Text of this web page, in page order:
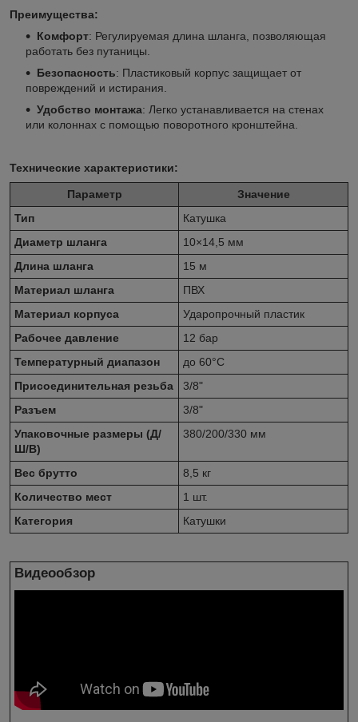
Преимущества:
Комфорт: Регулируемая длина шланга, позволяющая
работать без путаницы.
Безопасность: Пластиковый корпус защищает от
повреждений и истирания.
Удобство монтажа: Легко устанавливается на стенах
или колоннах с помощью поворотного кронштейна.
Технические характеристики:
Параметр
Значение
Тип
Катушка
Диаметр шланга
10×14,5 мм
Длина шланга
15 м
Материал шланга
ПВХ
Материал корпуса
Ударопрочный пластик
Рабочее давление
12 бар
Температурный диапазон
до 60°C
Присоединительная резьба
3/8"
Разъем
3/8"
Упаковочные размеры (Д/
Ш/В)
380/200/330 мм
Вес брутто
8,5 кг
Количество мест
1 шт.
Категория
Катушки
Видеообзор